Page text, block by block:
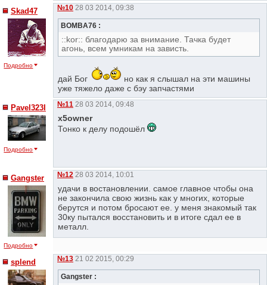
Skad47
Подробно
№10 28 03 2014, 09:38
BOMBA76 :
::kor:: благодарю за внимание. Тачка будет
агонь, всем умникам на зависть.
дай Бог
но как я слышал на эти машины
уже тяжело даже с бэу запчастями
Pavel323I
Подробно
№11 28 03 2014, 09:48
x5owner
Тонко к делу подошёл
Gangster
Подробно
№12 28 03 2014, 10:01
удачи в востановлении. самое главное чтобы она
не закончила свою жизнь как у многих, которые
берутся и потом бросают ее. у меня знакомый так
30ку пытался восстановить и в итоге сдал ее в
металл.
splend №13 21 02 2015, 00:29
Gangster :